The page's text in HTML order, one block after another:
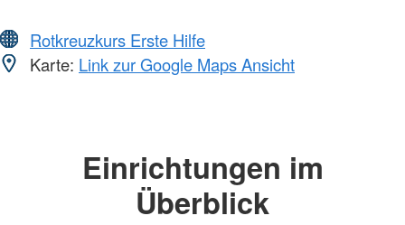
Rotkreuzkurs Erste Hilfe
Karte: Link zur Google Maps Ansicht
Einrichtungen im
Überblick